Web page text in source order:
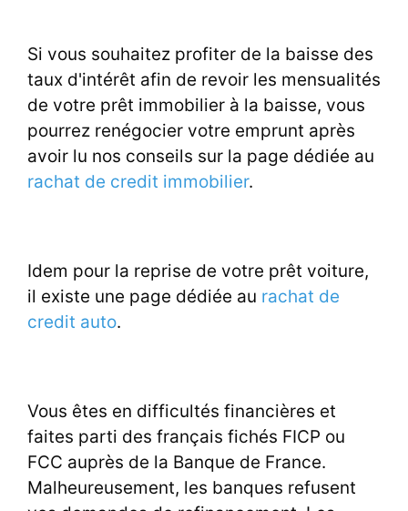
Si vous souhaitez profiter de la baisse des
taux d'intérêt afin de revoir les mensualités
de votre prêt immobilier à la baisse, vous
pourrez renégocier votre emprunt après
avoir lu nos conseils sur la page dédiée au
rachat de credit immobilier.
Idem pour la reprise de votre prêt voiture,
il existe une page dédiée au rachat de
credit auto.
Vous êtes en difficultés financières et
faites parti des français fichés FICP ou
FCC auprès de la Banque de France.
Malheureusement, les banques refusent